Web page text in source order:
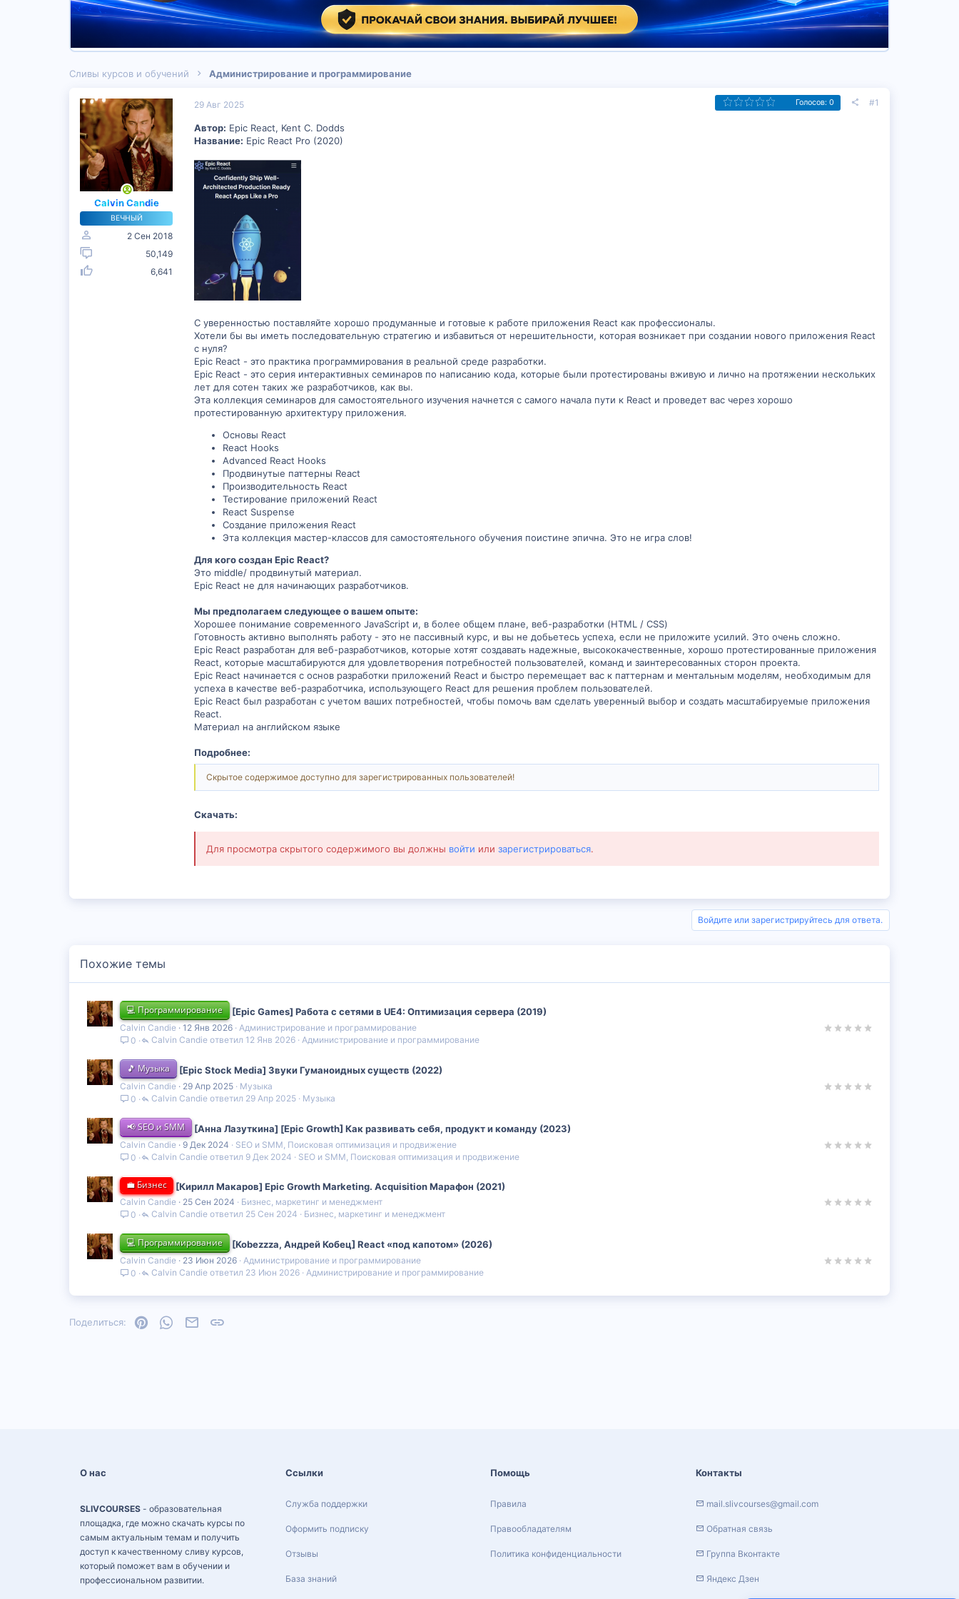
Сливы курсов и обучений Администрирование и программирование
Calvin Candie
ВЕЧНЫЙ
2 Сен 2018
50,149
6,641
29 Авг 2025 Голосов: 0 #1
Автор: Epic React, Kent C. Dodds
Название: Epic React Pro (2020)
С уверенностью поставляйте хорошо продуманные и готовые к работе приложения React как профессионалы.
Хотели бы вы иметь последовательную стратегию и избавиться от нерешительности, которая возникает при создании нового приложения React
с нуля?
Epic React - это практика программирования в реальной среде разработки.
Epic React - это серия интерактивных семинаров по написанию кода, которые были протестированы вживую и лично на протяжении нескольких
лет для сотен таких же разработчиков, как вы.
Эта коллекция семинаров для самостоятельного изучения начнется с самого начала пути к React и проведет вас через хорошо
протестированную архитектуру приложения.
Основы React
React Hooks
Advanced React Hooks
Продвинутые паттерны React
Производительность React
Тестирование приложений React
React Suspense
Создание приложения React
Эта коллекция мастер-классов для самостоятельного обучения поистине эпична. Это не игра слов!
Для кого создан Epic React?
Это middle/ продвинутый материал.
Epic React не для начинающих разработчиков.
Мы предполагаем следующее о вашем опыте:
Хорошее понимание современного JavaScript и, в более общем плане, веб-разработки (HTML / CSS)
Готовность активно выполнять работу - это не пассивный курс, и вы не добьетесь успеха, если не приложите усилий. Это очень сложно.
Epic React разработан для веб-разработчиков, которые хотят создавать надежные, высококачественные, хорошо протестированные приложения
React, которые масштабируются для удовлетворения потребностей пользователей, команд и заинтересованных сторон проекта.
Epic React начинается с основ разработки приложений React и быстро перемещает вас к паттернам и ментальным моделям, необходимым для
успеха в качестве веб-разработчика, использующего React для решения проблем пользователей.
Epic React был разработан с учетом ваших потребностей, чтобы помочь вам сделать уверенный выбор и создать масштабируемые приложения
React.
Материал на английском языке
Подробнее:
Скрытое содержимое доступно для зарегистрированных пользователей!
Скачать:
Для просмотра скрытого содержимого вы должны войти или зарегистрироваться.
Войдите или зарегистрируйтесь для ответа.
Похожие темы
💻 Программирование [Epic Games] Работа с сетями в UE4: Оптимизация сервера (2019)
Calvin Candie 12 Янв 2026 Администрирование и программирование
0
Администрирование и программирование
12 Янв 2026
Calvin Candie
🎵 Музыка [Epic Stock Media] Звуки Гуманоидных существ (2022)
Calvin Candie 29 Апр 2025
Музыка
0
Музыка
29 Апр 2025
Calvin Candie
📢 SEO и SMM [Анна Лазуткина] [Epic Growth] Как развивать себя, продукт и команду (2023)
Calvin Candie 9 Дек 2024
SEO и SMM, Поисковая оптимизация и продвижение
0
SEO и SMM, Поисковая оптимизация и продвижение
9 Дек 2024
Calvin Candie
💼 Бизнес [Кирилл Макаров] Epic Growth Marketing. Acquisition Марафон (2021)
Calvin Candie 25 Сен 2024
Бизнес, маркетинг и менеджмент
0
Бизнес, маркетинг и менеджмент
25 Сен 2024
Calvin Candie
💻 Программирование [Kobezzza, Андрей Кобец] React «под капотом» (2026)
Calvin Candie 23 Июн 2026 Администрирование и программирование
0
Администрирование и программирование
23 Июн 2026
Calvin Candie
Поделиться: PinterestWhatsAppЭлектронная почта
О нас
SLIVCOURSES - образовательная
площадка, где можно скачать курсы по
самым актуальным темам и получить
доступ к качественному сливу курсов,
который поможет вам в обучении и
профессиональном развитии.
Ссылки
Служба поддержки
Оформить подписку
Отзывы
База знаний
Помощь
Правила
Правообладателям
Политика конфиденциальности
Контакты
mail.slivcourses@gmail.com
Обратная связь
Группа Вконтакте
Яндекс Дзен